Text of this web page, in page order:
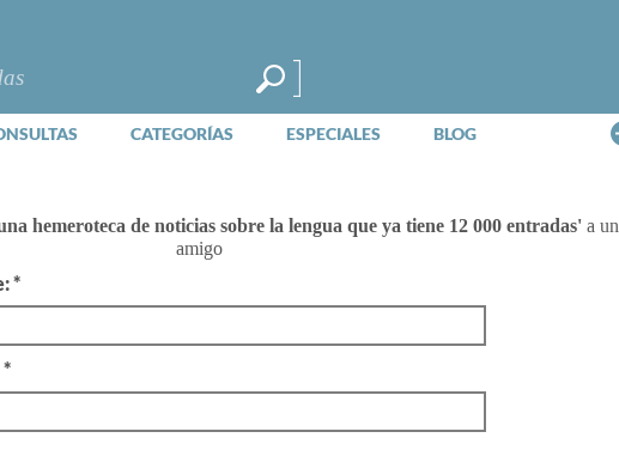
CATEGORÍAS ESPECIALES BLOG
hemeroteca de noticias sobre la lengua que ya tiene 12 000 entradas'a un
amigo
*